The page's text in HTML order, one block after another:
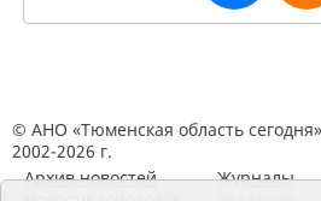
© АНО «Тюменская область
2002-2026 г.
Архив новостей
Журналы